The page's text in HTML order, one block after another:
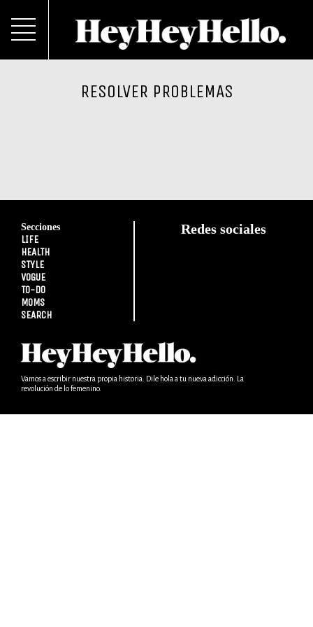
RESOLVER PROBLEMAS
Secciones
LIFE
HEALTH
STYLE
VOGUE
TO-DO
MOMS
SEARCH
Redes sociales
Vamos a escribir nuestra propia historia. Dile hola a tu nueva adicción. La
revolución de lo femenino.